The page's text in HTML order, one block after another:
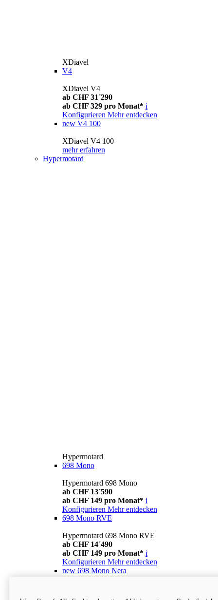
XDiavel
V4
XDiavel V4
ab CHF 31´290
ab CHF 329 pro Monat* i
Konfigurieren Mehr entdecken
new V4 100
XDiavel V4 100
mehr erfahren
Hypermotard
Hypermotard
698 Mono
Hypermotard 698 Mono
ab CHF 13´590
ab CHF 149 pro Monat* i
Konfigurieren Mehr entdecken
698 Mono RVE
Hypermotard 698 Mono RVE
ab CHF 14´490
ab CHF 149 pro Monat* i
Konfigurieren Mehr entdecken
new 698 Mono Nera
ab CHF 13´990